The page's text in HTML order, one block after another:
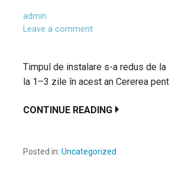
admin
Leave a comment
Timpul de instalare s-a redus de
la 1–3 zile în acest an Cererea
CONTINUE READING
Posted in: Uncategorized